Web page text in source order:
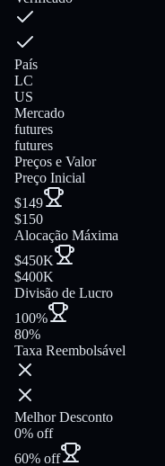
País
LC
US
Mercado
futures
futures
Preços e Valor
Preço Inicial
$149
$150
Alocação Máxima
$450K
$400K
Divisão de Lucro
100%
80%
Taxa Reembolsável
Melhor Desconto
0% off
60% off